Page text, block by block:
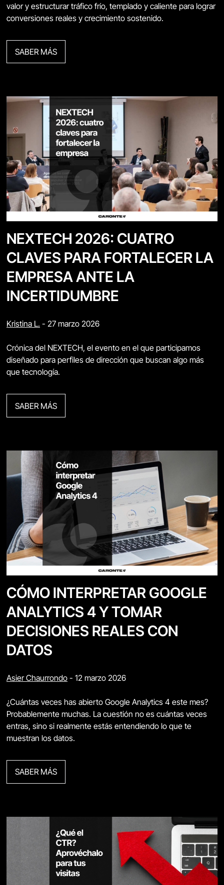
valor y estructurar tráfico frío, templado y caliente para lograr
conversiones reales y crecimiento sostenido.
SABER MÁS
NEXTECH 2026: CUATRO
CLAVES PARA FORTALECER LA
EMPRESA ANTE LA
INCERTIDUMBRE
Kristina L. - 27 marzo 2026
Crónica del NEXTECH, el evento en el que participamos
diseñado para perfiles de dirección que buscan algo más
que tecnología.
SABER MÁS
CÓMO INTERPRETAR GOOGLE
ANALYTICS 4 Y TOMAR
DECISIONES REALES CON
DATOS
Asier Chaurrondo - 12 marzo 2026
¿Cuántas veces has abierto Google Analytics 4 este mes?
Probablemente muchas. La cuestión no es cuántas veces
entras, sino si realmente estás entendiendo lo que te
muestran los datos.
SABER MÁS